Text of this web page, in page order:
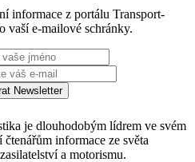
informace z portálu Transport-
vaší e-mailové schránky.
Newsletter
je dlouhodobým lídrem ve svém
informace ze světa
a motorismu.